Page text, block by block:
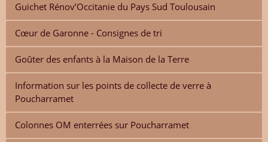
Guichet Rénov’Occitanie du Pays Sud Toulousain
Cœur de Garonne - Consignes de tri
Goûter des enfants à la Maison de la Terre
Information sur les points de collecte de verre à
Poucharramet
Colonnes OM enterrées sur Poucharramet